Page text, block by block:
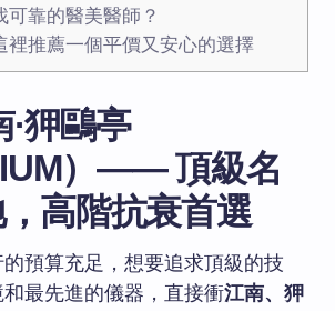
可靠的醫美醫師？
裡推薦一個平價又安心的選擇
·狎鷗亭
）—— 頂級名
高階抗衰首選
預算充足，想要追求頂級的技
最先進的儀器，直接衝江南、狎